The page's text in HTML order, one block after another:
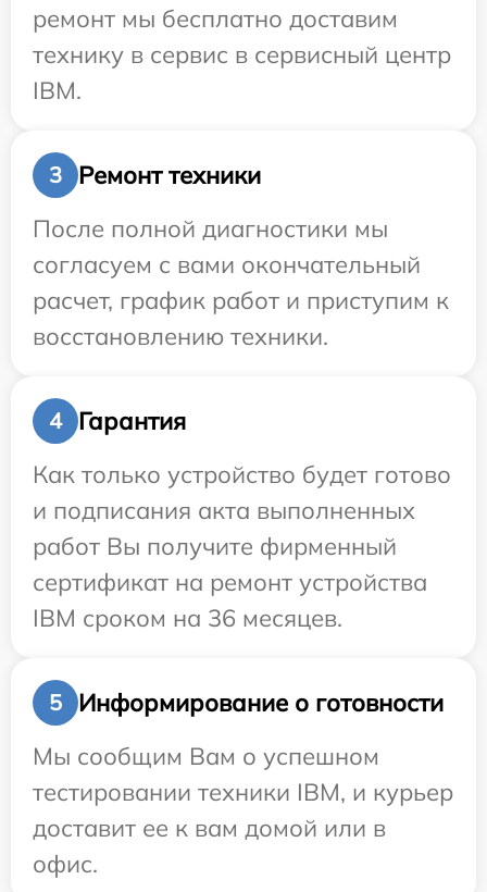
ремонт мы бесплатно доставим
технику в сервис в сервисный центр
IBM.
3
Ремонт техники
После полной диагностики мы
согласуем с вами окончательный
расчет, график работ и приступим к
восстановлению техники.
4
Гарантия
Как только устройство будет готово
и подписания акта выполненных
работ Вы получите фирменный
сертификат на ремонт устройства
IBM сроком на 36 месяцев.
5
Информирование о готовности
Мы сообщим Вам о успешном
тестировании техники IBM, и курьер
доставит ее к вам домой или в
офис.